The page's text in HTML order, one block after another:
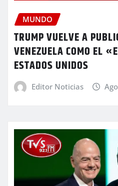
MUNDO
TRUMP VUELVE A
VENEZUELA COMO EL
ESTADOS UNIDOS
Editor Noticias